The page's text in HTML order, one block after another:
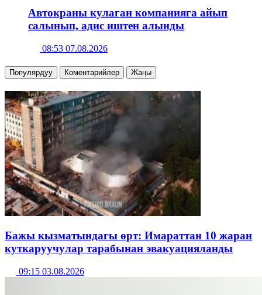
Автокраны кулаган компанияга айып
салынып, адис иштен алынды
08:53 07.08.2026
Популярдуу Коментарийлер Жаңы
Бажы кызматындагы өрт: Имараттан 10 жаран
куткаруучулар тарабынан эвакуацияланды
09:15 03.08.2026